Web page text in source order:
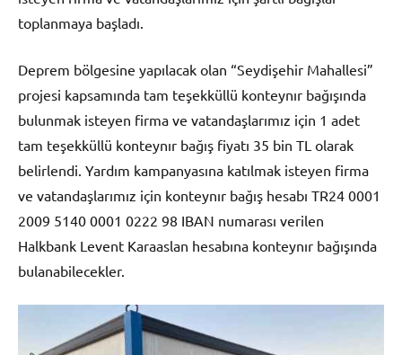
toplanmaya başladı.
Deprem bölgesine yapılacak olan “Seydişehir Mahallesi”
projesi kapsamında tam teşekküllü konteynır bağışında
bulunmak isteyen firma ve vatandaşlarımız için 1 adet
tam teşekküllü konteynır bağış fiyatı 35 bin TL olarak
belirlendi. Yardım kampanyasına katılmak isteyen firma
ve vatandaşlarımız için konteynır bağış hesabı TR24 0001
2009 5140 0001 0222 98 IBAN numarası verilen
Halkbank Levent Karaaslan hesabına konteynır bağışında
bulanabilecekler.